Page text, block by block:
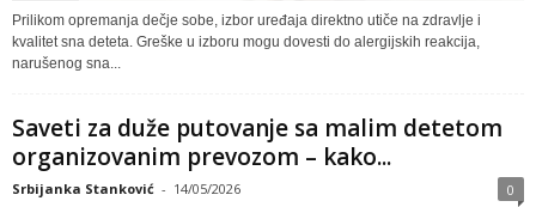
Prilikom opremanja dečje sobe, izbor uređaja direktno utiče na zdravlje i
kvalitet sna deteta. Greške u izboru mogu dovesti do alergijskih reakcija,
narušenog sna...
Saveti za duže putovanje sa malim detetom
organizovanim prevozom – kako...
Srbijanka Stanković - 14/05/2026 0